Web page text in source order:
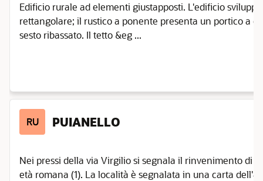
Edificio rurale ad elementi giustapposti. L'edificio
rettangolare; il rustico a ponente presenta un portico a
sesto ribassato. Il tetto &eg ...
RU PUIANELLO
Nei pressi della via Virgilio si segnala il rinvenimento di
età romana (1). La località è segnalata in una carta
ne' Monti
Castelnovo
Sotto
Fabbrico
Gattatico
Gualtieri
Luzzara